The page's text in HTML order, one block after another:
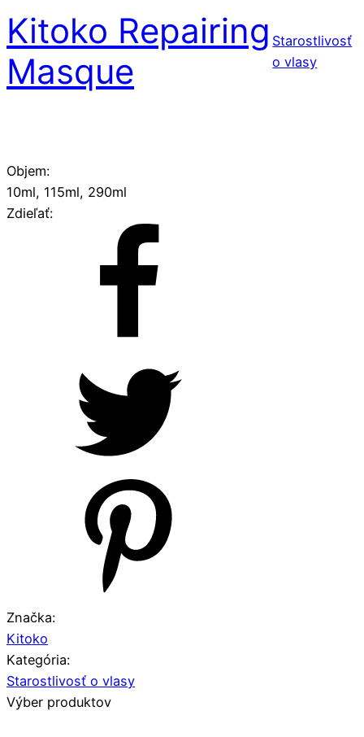
Kitoko Repairing
Masque
Starostlivosť
o vlasy
Objem:
10ml, 115ml, 290ml
Zdieľať:
Značka:
Kitoko
Kategória:
Starostlivosť o vlasy
Výber produktov